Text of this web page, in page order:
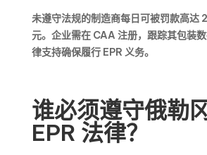
未遵守法规的制造商每日可被罚款高达
元。企业需在 CAA 注册，跟踪其包装
律支持确保履行 EPR 义务。
谁必须遵守俄勒
EPR 法律？